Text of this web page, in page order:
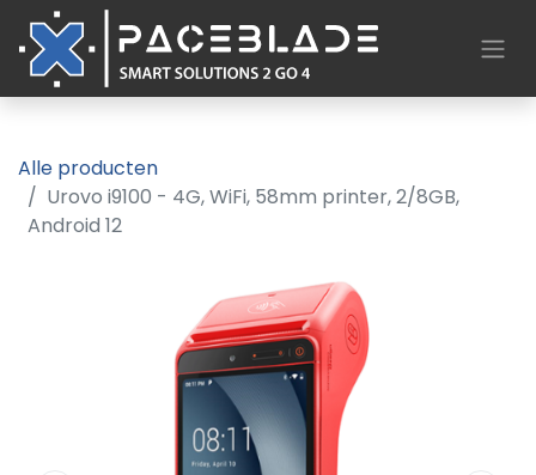
Alle producten
Urovo i9100 - 4G, WiFi, 58mm printer, 2/8GB,
Android 12